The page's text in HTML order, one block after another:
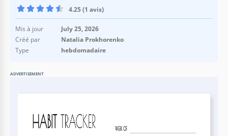
4.25 (1 avis)
Mis à jour
July 25, 2026
Créé par
Natalia Prokhorenko
Type
hebdomadaire
ADVERTISEMENT